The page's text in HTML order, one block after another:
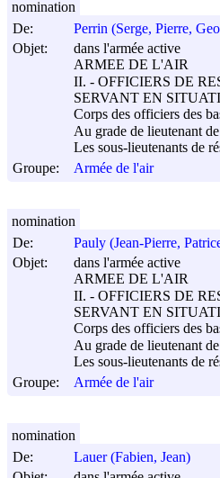
De:
Perrin (Serge, Pierre,
Objet:
dans l'armée active
ARMEE DE L'AIR
II. - OFFICIERS DE
SERVANT EN
Corps des officiers des
Au grade de lieutenant
Les sous-lieutenants de
Groupe:
Armée de l'air
nomination
De:
Pauly (Jean-Pierre,
Objet:
dans l'armée active
ARMEE DE L'AIR
II. - OFFICIERS DE
SERVANT EN
Corps des officiers des
Au grade de lieutenant
Les sous-lieutenants de
Groupe:
Armée de l'air
nomination
De:
Lauer (Fabien, Jean)
nomination